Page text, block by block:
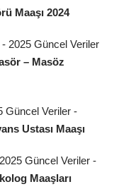
Maaşı 2024
2025 Güncel Veriler
– Masöz
Güncel Veriler -
Ustası Maaşı
Güncel Veriler -
Maaşları